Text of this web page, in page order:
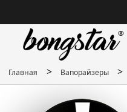
Главная > Вапорайзеры >